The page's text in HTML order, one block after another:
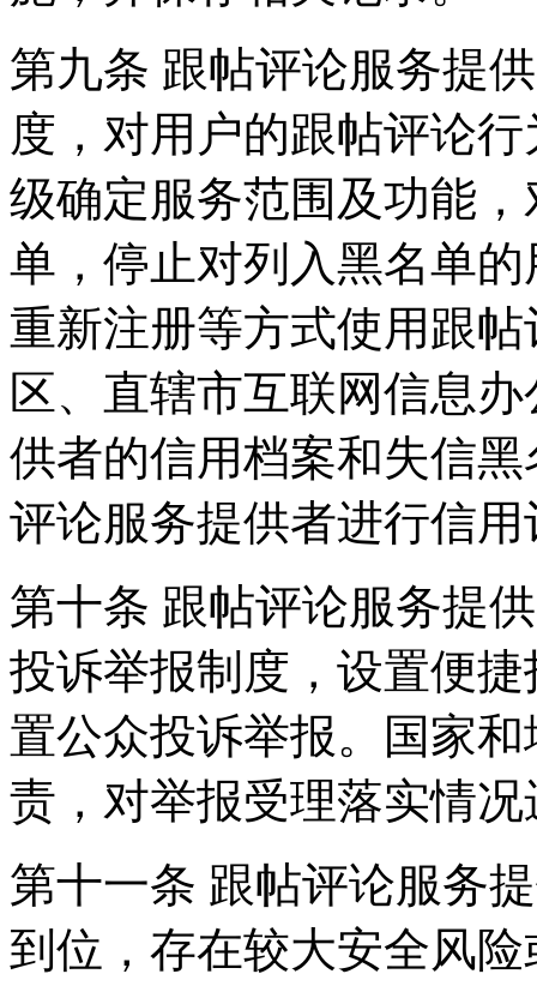
第九条 跟帖评论服务提
度，对用户的跟帖评论
级确定服务范围及功能
单，停止对列入黑名单
重新注册等方式使用跟
区、直辖市互联网信息
供者的信用档案和失信
评论服务提供者进行信用
第十条 跟帖评论服务提
投诉举报制度，设置便
置公众投诉举报。国家
责，对举报受理落实情
第十一条 跟帖评论服务
到位，存在较大安全风